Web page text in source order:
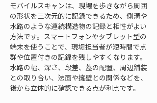
モバイルスキャンは、現場を歩きながら周囲
の形状を三次元的に記録できるため、側溝や
水路のような連続構造物の記録と相性がよい
方法です。スマートフォンやタブレット型の
端末を使うことで、現場担当者が短時間で点
群や位置付きの記録を残しやすくなります。
水路の幅、深さ、段差、蓋の配置、周辺舗装
との取り合い、法面や擁壁との関係などを、
後から立体的に確認できる点が利点です。